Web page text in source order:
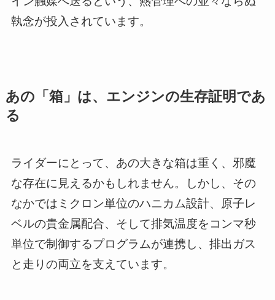
執念が投入されています。
あの「箱」は、エンジンの生存証明であ
る
ライダーにとって、あの大きな箱は重く、邪魔
な存在に見えるかもしれません。しかし、その
なかではミクロン単位のハニカム設計、原子レ
ベルの貴金属配合、そして排気温度をコンマ秒
単位で制御するプログラムが連携し、排出ガス
と走りの両立を支えています。